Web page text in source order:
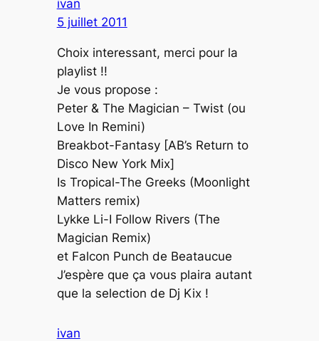
ivan
5 juillet 2011
Choix interessant, merci pour la
playlist !!
Je vous propose :
Peter & The Magician – Twist (ou
Love In Remini)
Breakbot-Fantasy [AB’s Return to
Disco New York Mix]
Is Tropical-The Greeks (Moonlight
Matters remix)
Lykke Li-I Follow Rivers (The
Magician Remix)
et Falcon Punch de Beataucue
J’espère que ça vous plaira autant
que la selection de Dj Kix !
ivan